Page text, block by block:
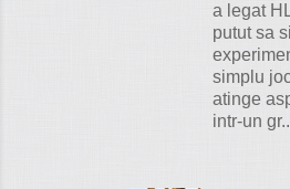
a legat
putut sa
simplu
atinge
intr-un